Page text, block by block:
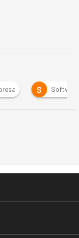
S Software